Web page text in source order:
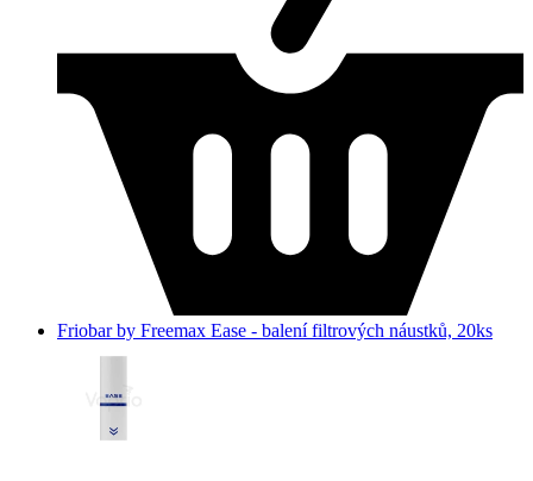
Friobar by Freemax Ease - balení filtrových náustků, 20ks